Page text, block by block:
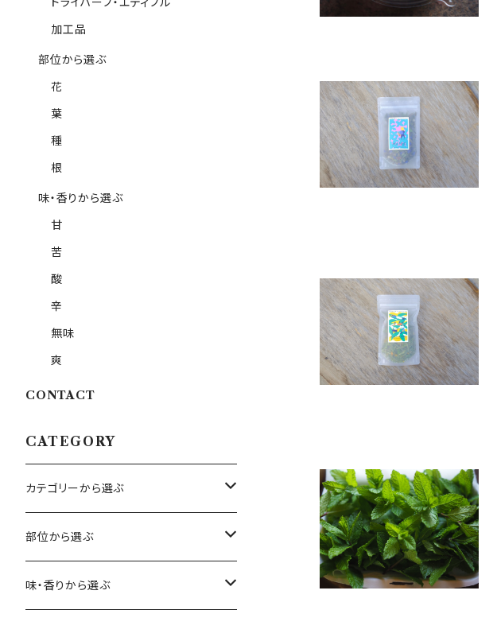
加工品
部位から選ぶ
花
葉
種
根
味・香りから選ぶ
甘
苦
酸
辛
無味
爽
CONTACT
CATEGORY
カテゴリーから選ぶ
ハーブ
エディブルフラワー
部位から選ぶ
花
味・香りから選ぶ